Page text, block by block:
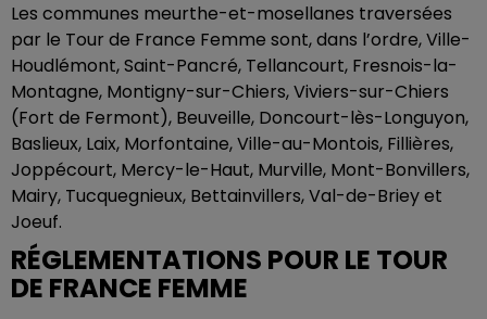
Les communes meurthe-et-mosellanes traversées
par le Tour de France Femme sont, dans l’ordre, Ville-
Houdlémont, Saint-Pancré, Tellancourt, Fresnois-la-
Montagne, Montigny-sur-Chiers, Viviers-sur-Chiers
(Fort de Fermont), Beuveille, Doncourt-lès-Longuyon,
Baslieux, Laix, Morfontaine, Ville-au-Montois, Fillières,
Joppécourt, Mercy-le-Haut, Murville, Mont-Bonvillers,
Mairy, Tucquegnieux, Bettainvillers, Val-de-Briey et
Joeuf.
RÉGLEMENTATIONS POUR LE TOUR
DE FRANCE FEMME